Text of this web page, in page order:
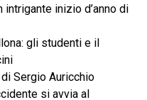
inizio d’anno di
gli studenti e il
Sergio Auricchio
si avvia al